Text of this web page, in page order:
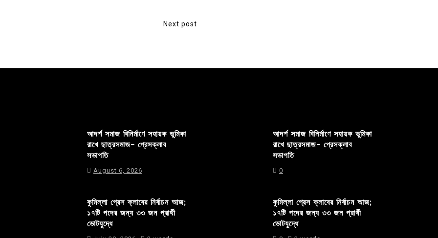
Next post
আদর্শ সমাজ বিনির্মাণে সহায়ক ভুমিকা
রাখে ছাত্রসমাজ- প্রেসক্লাব
সভাপতি
August 6, 2026
কুমিল্লা প্রেস ক্লাবের নির্বাচন আজ;
১৭টি পদের জন্য ৩৩ জন প্রার্থী
ভোটযুদ্ধে
আদর্শ সমাজ বিনির্মাণে সহায়ক ভুমিকা
রাখে ছাত্রসমাজ- প্রেসক্লাব
সভাপতি
0
কুমিল্লা প্রেস ক্লাবের নির্বাচন আজ;
১৭টি পদের জন্য ৩৩ জন প্রার্থী
ভোটযুদ্ধে